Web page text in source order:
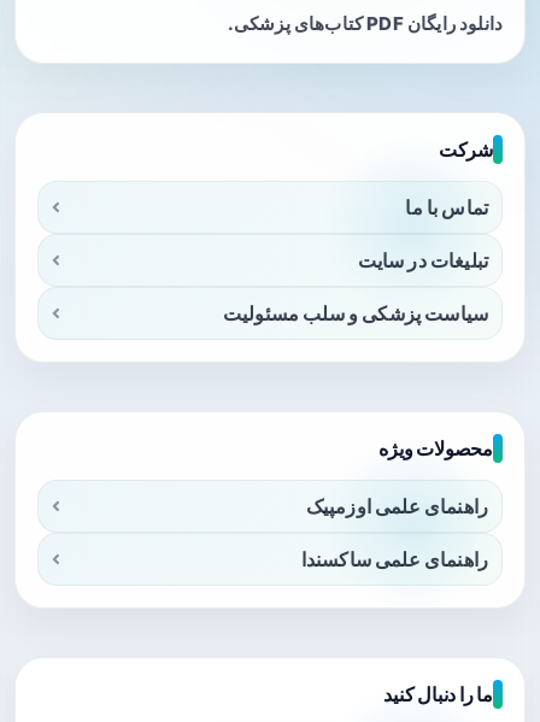
دانلود رایگان PDF کتاب‌های پزشکی.
شرکت
تماس با ما
تبلیغات در سایت
سیاست پزشکی و سلب مسئولیت
محصولات ویژه
راهنمای علمی اوزمپیک
راهنمای علمی ساکسندا
ما را دنبال کنید